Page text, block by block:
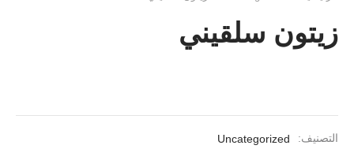
زيتون سلقيني
التصنيف: Uncategorized